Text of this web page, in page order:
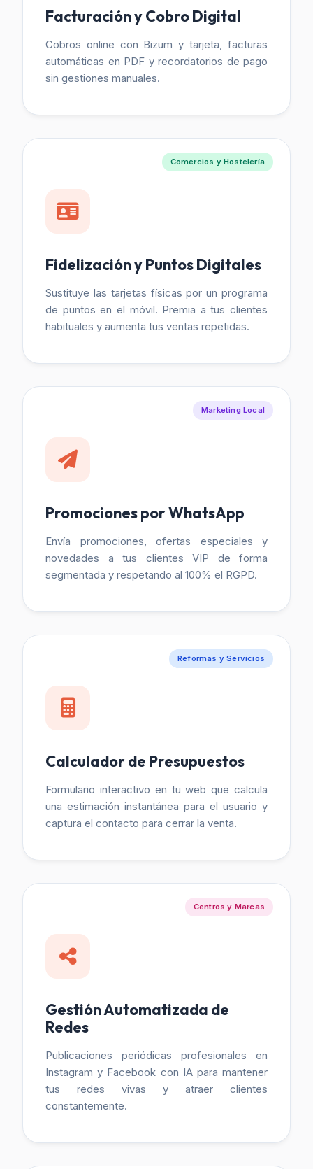
Facturación y Cobro Digital
Cobros online con Bizum y tarjeta, facturas
automáticas en PDF y recordatorios de pago
sin gestiones manuales.
Comercios y Hostelería
Fidelización y Puntos Digitales
Sustituye las tarjetas físicas por un programa
de puntos en el móvil. Premia a tus clientes
habituales y aumenta tus ventas repetidas.
Marketing Local
Promociones por WhatsApp
Envía promociones, ofertas especiales y
novedades a tus clientes VIP de forma
segmentada y respetando al 100% el RGPD.
Reformas y Servicios
Calculador de Presupuestos
Formulario interactivo en tu web que calcula
una estimación instantánea para el usuario y
captura el contacto para cerrar la venta.
Centros y Marcas
Gestión Automatizada de
Redes
Publicaciones periódicas profesionales en
Instagram y Facebook con IA para mantener
tus redes vivas y atraer clientes
constantemente.